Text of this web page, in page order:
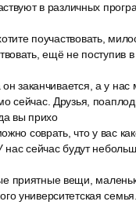
в различных
поучаствовать,
ещё не поступив в
заканчивается, а у нас
Друзья,
вы прихо
соврать, что у вас
сейчас будут
приятные вещи,
университетская